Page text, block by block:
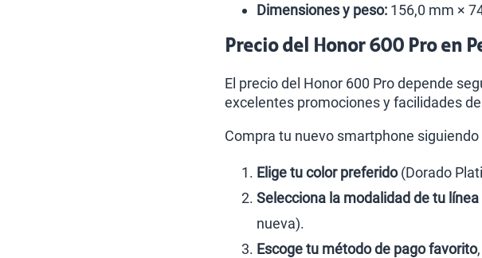
Dimensiones y peso: 156,0 mm ×
Precio del Honor 600 Pro en
El precio del Honor 600 Pro depende
excelentes promociones y facilidades
Compra tu nuevo smartphone
Elige tu color preferido(Dorado
Selecciona la modalidad de tu línea
nueva).
Escoge tu método de pago favorito